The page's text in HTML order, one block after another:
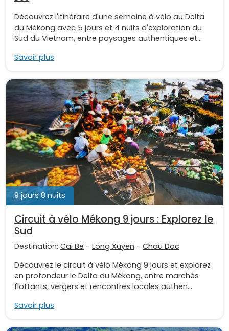
Découvrez l'itinéraire d'une semaine à vélo au Delta
du Mékong avec 5 jours et 4 nuits d'exploration du
Sud du Vietnam, entre paysages authentiques et...
Savoir plus
9 jours 8 nuits
Circuit à vélo Mékong 9 jours : Explorez le
Sud
Destination: Cai Be - Long Xuyen - Chau Doc
Découvrez le circuit à vélo Mékong 9 jours et explorez
en profondeur le Delta du Mékong, entre marchés
flottants, vergers et rencontres locales authen...
Savoir plus